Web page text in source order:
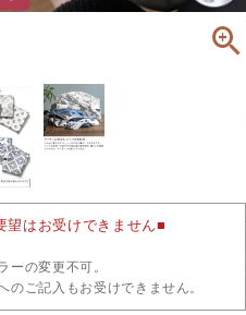
望はお受けできません■
ーの変更不可。
のご記入もお受けできません。